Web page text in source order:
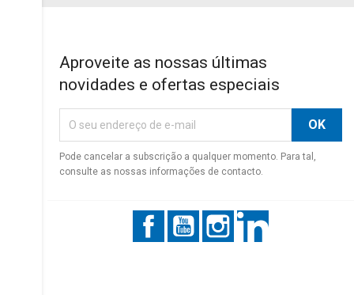
Aproveite as nossas últimas
novidades e ofertas especiais
Pode cancelar a subscrição a qualquer momento. Para tal,
consulte as nossas informações de contacto.
FacebookYouTubeInstagram